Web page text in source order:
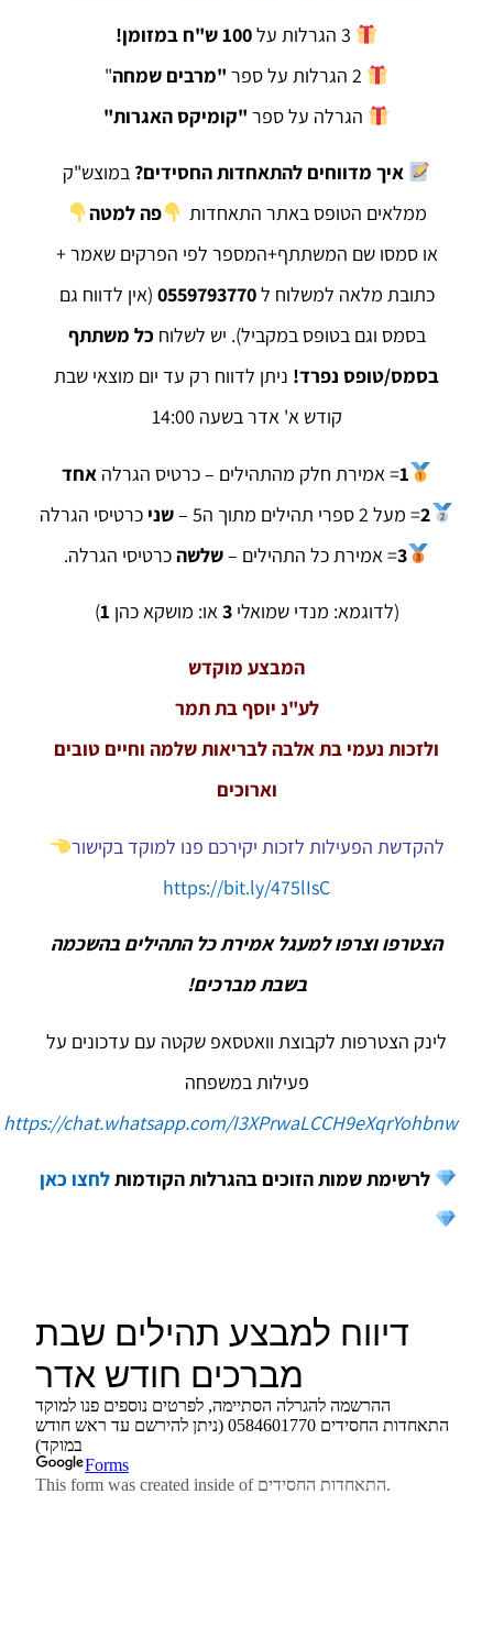
100 ש"ח במזומן!
"מרבים שמחה"
הגרלה על ספר "קומיקס האגרות"
איך מדווחים להתאחדות החסידים? במוצש"ק
ממלאים הטופס באתר התאחדות
פה למטה
או סמסו שם המשתתף+המספר לפי הפרקים שאמר +
כתובת מלאה למשלוח ל0559793770 (אין לדווח גם
בסמס וגם בטופס במקביל). יש לשלוח כל משתתף
בסמס/טופס נפרד! ניתן לדווח רק עד יום מוצאי שבת
קודש א' אדר בשעה 14:00
1= אמירת חלק מהתהילים – כרטיס הגרלה אחד
2= מעל 2 ספרי תהילים מתוך ה5 – שני כרטיסי הגרלה
3= אמירת ‏כל התהילים –שלשהכרטיסי הגרלה.
(לדוגמא: מנדי שמואלי3או: מושקא כהן 1
)
המבצע מוקדש
לע"נ יוסף בת תמר
ולזכות נעמי בת אלבה לבריאות שלמה וחיים טובים
וארוכים
להקדשת הפעילות לזכות יקירכם פנו למוקד בקישור
https://bit.ly/475lIsC
הצטרפו וצרפו למעגל אמירת כל התהילים בהשכמה
בשבת מברכים!
לינק הצטרפות לקבוצת וואטסאפ שקטה עם עדכונים על
פעילות במשפחה
https://chat.whatsapp.com/I3XPrwaLCCH9eXqrYohbnw
לרשימת שמות הזוכים בהגרלות הקודמותלחצו כאן